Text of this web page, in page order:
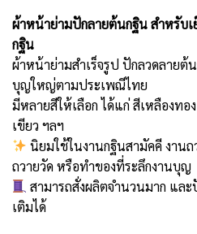
ผ้าหน้าย่ามปักลายต้นกฐิน สำหรับ
กฐิน
ผ้าหน้าย่ามสำเร็จรูป ปักลวดลายต้
บุญใหญ่ตามประเพณีไทย
มีหลายสีให้เลือก ได้แก่ สีเหลืองท
เขียว ฯลฯ
นิยมใช้ในงานกฐินสามัคคี งาน
ถวายวัด หรือทำของที่ระลึกงานบุญ
สามารถสั่งผลิตจำนวนมาก แล
เติมได้